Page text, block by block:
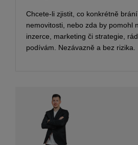
Chcete-li zjistit, co konkrétně
nemovitosti, nebo zda by pomohl
inzerce, marketing či strategie,
podívám. Nezávazně a bez rizika.